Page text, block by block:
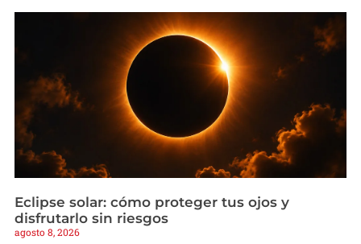
Eclipse solar: cómo proteger tus ojos y
disfrutarlo sin riesgos
agosto 8, 2026